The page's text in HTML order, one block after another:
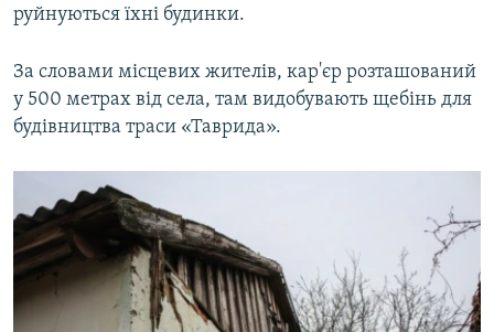
руйнуються їхні будинки.
За словами місцевих жителів, кар'єр розташований
у 500 метрах від села, там видобувають щебінь для
будівництва траси «Таврида».